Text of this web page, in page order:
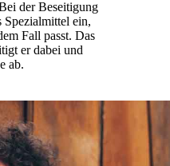
der Beseitigung
Spezialmittel ein,
Fall passt. Das
er dabei und
ab.